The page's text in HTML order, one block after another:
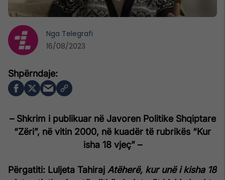
– Shkrim i publikuar në Javoren Politike Shqiptare
“Zëri”, në vitin 2000, në kuadër të rubrikës “Kur
isha 18 vjeç” –
Përgatiti: Luljeta Tahiraj Atëherë, kur unë i kisha 18
Nga Telegrafi
16/08/2023